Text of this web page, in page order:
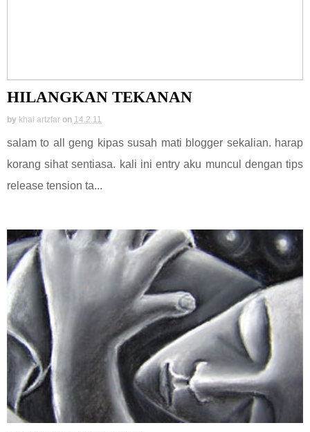
HILANGKAN TEKANAN
by khai artzfar on 14.2.11
salam to all geng kipas susah mati blogger sekalian. harap
korang sihat sentiasa. kali ini entry aku muncul dengan tips
release tension ta...